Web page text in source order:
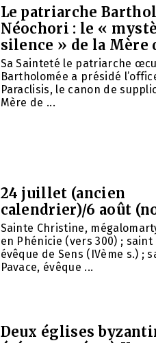
Le patriarche
Néochori : le «
silence » de la Mère
Sa Sainteté le patriarche
Bartholomée a présidé
Paraclisis, le canon de
Mère de ...
24 juillet (ancien
calendrier)/6 août
Sainte Christine,
en Phénicie (vers 300) ; saint
évêque de Sens (IVème s.) ;
Pavace, évêque ...
Deux églises